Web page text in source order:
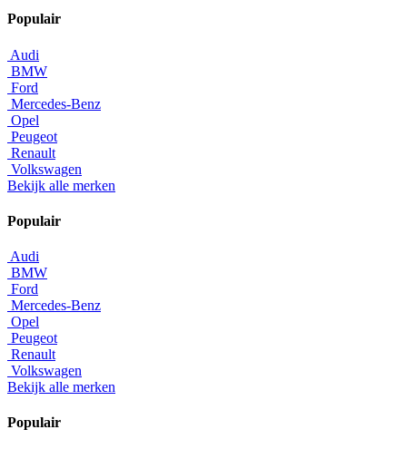
Populair
Audi
BMW
Ford
Mercedes-Benz
Opel
Peugeot
Renault
Volkswagen
Bekijk alle merken
Populair
Audi
BMW
Ford
Mercedes-Benz
Opel
Peugeot
Renault
Volkswagen
Bekijk alle merken
Populair